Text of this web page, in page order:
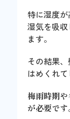
特に湿度
湿気を吸
ます。
その結果
はめくれて
梅雨時期
が必要です